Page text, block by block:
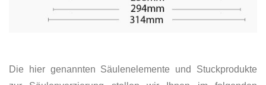
Die hier genannten Säulenelemente und Stuckprodukte